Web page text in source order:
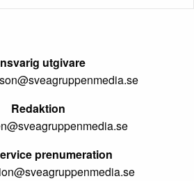
utgivare
Redaktion
prenumeration